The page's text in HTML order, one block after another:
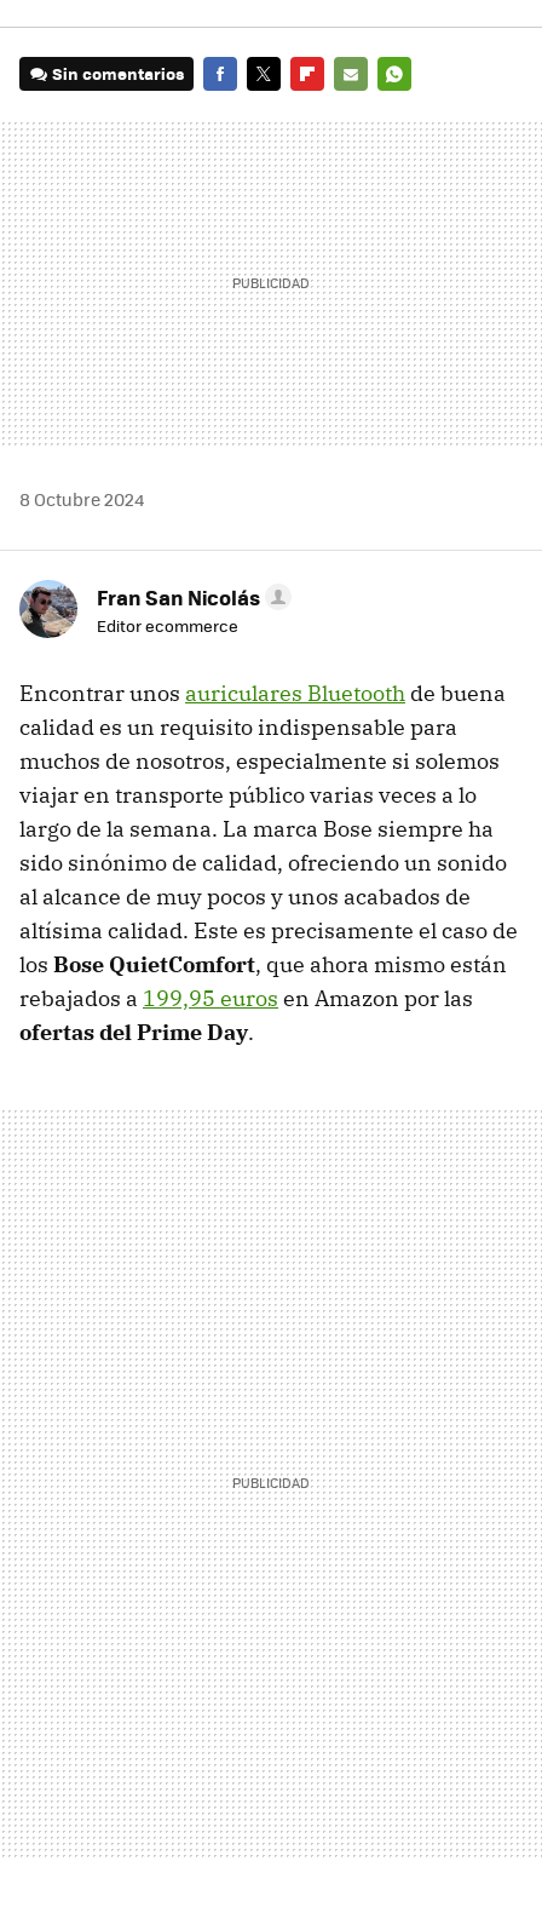
Sin comentarios
MAIL
8 Octubre 2024
Fran San Nicolás
Editor ecommerce
Encontrar unos auriculares Bluetooth de buena
calidad es un requisito indispensable para
muchos de nosotros, especialmente si solemos
viajar en transporte público varias veces a lo
largo de la semana. La marca Bose siempre ha
sido sinónimo de calidad, ofreciendo un sonido
al alcance de muy pocos y unos acabados de
altísima calidad. Este es precisamente el caso de
los Bose QuietComfort, que ahora mismo están
rebajados a 199,95 euros en Amazon por las
ofertas del Prime Day.